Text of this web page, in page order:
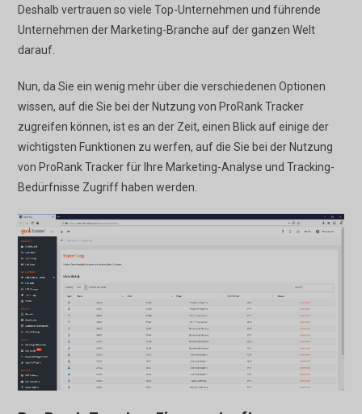
Deshalb vertrauen so viele Top-Unternehmen und führende
Unternehmen der Marketing-Branche auf der ganzen Welt
darauf.
Nun, da Sie ein wenig mehr über die verschiedenen Optionen
wissen, auf die Sie bei der Nutzung von ProRank Tracker
zugreifen können, ist es an der Zeit, einen Blick auf einige der
wichtigsten Funktionen zu werfen, auf die Sie bei der Nutzung
von ProRank Tracker für Ihre Marketing-Analyse und Tracking-
Bedürfnisse Zugriff haben werden.